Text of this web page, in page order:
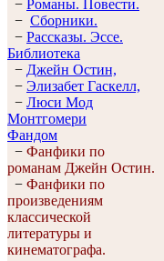
− Романы. Повести.
− Сборники.
− Рассказы. Эссe.
Библиотека
− Джейн Остин,
− Элизабет Гaскелл,
− Люси Мод
Монтгомери
Фандом
− Фанфики по
романам Джейн Остин.
− Фанфики по
произведениям
классической
литературы и
кинематографа.